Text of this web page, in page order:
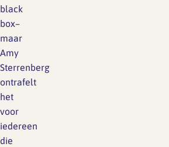
black
box–
maar
Amy
Sterrenberg
ontrafelt
het
voor
iedereen
die